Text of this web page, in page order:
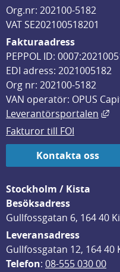
Org.nr: 202100-5182
VAT SE202100518201
Fakturaadress
PEPPOL ID:
EDI adress: 2021005182
Org nr: 202100-5182
VAN operatör: OPUS
Leverantörsportalen
Fakturor till FOI
Kontakta oss
Stockholm / Kista
Besöksadress
Gullfossgatan 6, 164 40
Leveransadress
Gullfossgatan 12, 164 40
Telefon: 08-555 030 00